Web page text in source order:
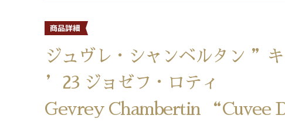
ジュヴレ・シャンベルタン ”
’23 ジョゼフ・ロティ
Gevrey Chambertin “Cuvee